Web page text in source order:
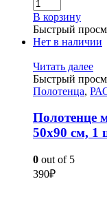
В корзину
Быстрый
Нет в наличии
Читать далее
Быстрый
Полотенца,
Полотенце
50х90 см, 1
0 out of 5
390₽